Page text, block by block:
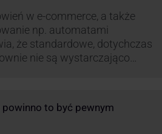
w e-commerce, a także
np. automatami
że standardowe, dotychczas
nie są wystarczająco
logistyczne.
powinno to być pewnym